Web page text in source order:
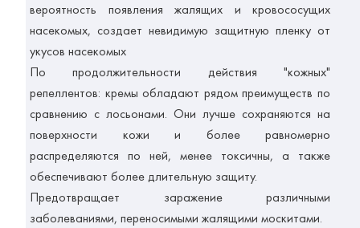
вероятность появления жалящих и кровососущих
насекомых, создает невидимую защитную пленку от
укусов насекомых
По продолжительности действия "кожных"
репеллентов: кремы обладают рядом преимуществ по
сравнению с лосьонами. Они лучше сохраняются на
поверхности кожи и более равномерно
распределяются по ней, менее токсичны, а также
обеспечивают более длительную защиту.
Предотвращает заражение различными
заболеваниями, переносимыми жалящими москитами.